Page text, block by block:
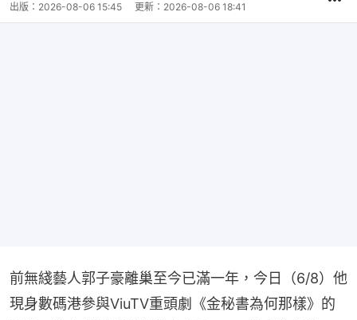
出版： 2026-08-06 15:45 更新： 2026-08-06 18:41
前無綫藝人郭子豪離巢至今已滿一年，今日（6/8）他
現身數碼港參與ViuTV重頭劇《金秘書為何那樣》的